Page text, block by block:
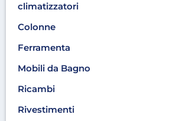
climatizzatori
Colonne
Ferramenta
Mobili da Bagno
Ricambi
Rivestimenti